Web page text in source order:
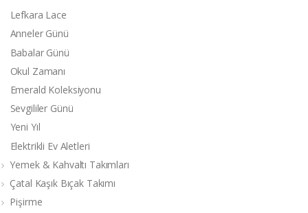
Lefkara Lace
Anneler Günü
Babalar Günü
Okul Zamanı
Emerald Koleksiyonu
Sevgililer Günü
Yeni Yıl
Elektrikli Ev Aletleri
Yemek & Kahvaltı Takımları
Çatal Kaşık Bıçak Takımı
Pişirme